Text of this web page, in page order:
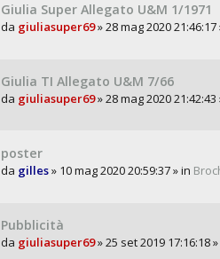
Giulia Super Allegato U&M 1/1971
da giuliasuper69» 28 mag 2020 21:46:17
Giulia TI Allegato U&M 7/66
da giuliasuper69» 28 mag 2020 21:42:43
poster
da gilles» 10 mag 2020 20:59:37 » in
Pubblicità
da giuliasuper69» 25 set 2019 17:16:18